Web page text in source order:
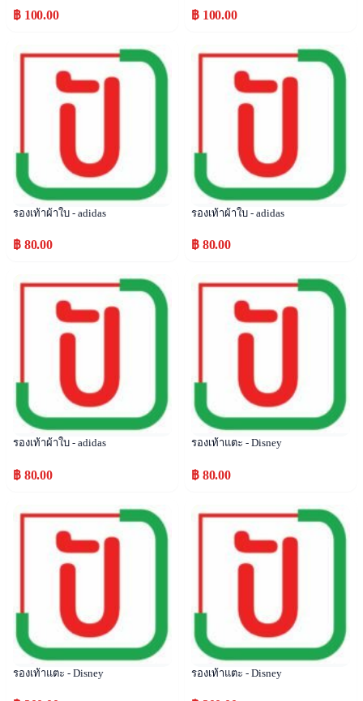
฿ 100.00 ฿ 100.00
Popular
รองเท้าผ้าใบ - adidas
฿ 80.00
Popular
รองเท้าผ้าใบ - adidas
฿ 80.00
Popular
รองเท้าผ้าใบ - adidas
฿ 80.00
Popular
รองเท้าแตะ - Disney
฿ 80.00
Popular
รองเท้าแตะ - Disney
Popular
รองเท้าแตะ - Disney